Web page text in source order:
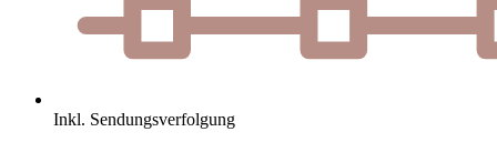
Inkl. Sendungsverfolgung